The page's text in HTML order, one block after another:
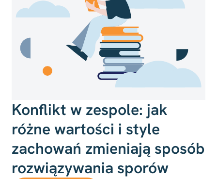
Konflikt w zespole: jak
różne wartości i style
zachowań zmieniają sposób
rozwiązywania sporów